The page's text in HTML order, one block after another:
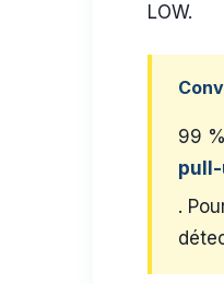
LOW.
99
.